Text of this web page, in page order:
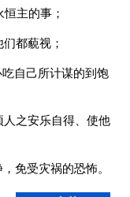
主的事；
都藐视；
自己所计谋的到饱
之安乐自得、使他
免受灾祸的恐怖。